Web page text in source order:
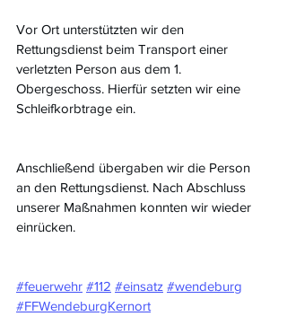
Vor Ort unterstützten wir den
Rettungsdienst beim Transport einer
verletzten Person aus dem 1.
Obergeschoss. Hierfür setzten wir eine
Schleifkorbtrage ein.
Anschließend übergaben wir die Person
an den Rettungsdienst. Nach Abschluss
unserer Maßnahmen konnten wir wieder
einrücken.
#feuerwehr #112 #einsatz #wendeburg
#FFWendeburgKernort